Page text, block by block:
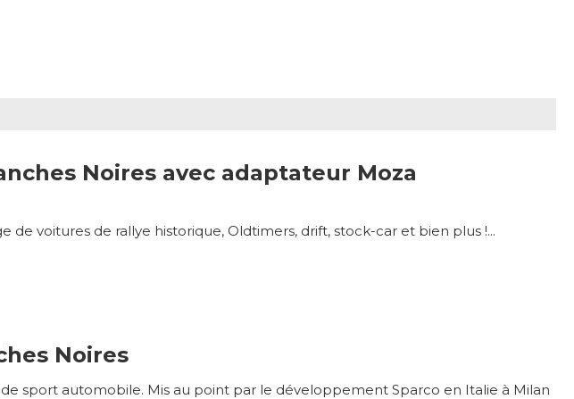
Noires avec adaptateur Moza
voitures de rallye historique, Oldtimers, drift, stock-car et bien plus !...
Noires
sport automobile. Mis au point par le développement Sparco en Italie à Milan